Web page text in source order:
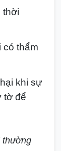
thời
thẩm
khi sự
tờ để
thường